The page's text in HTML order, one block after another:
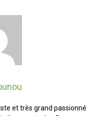
et très grand passionné